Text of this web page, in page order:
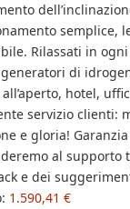
semplice,
Rilassati in
di
hotel,
servizio clienti:
e gloria!
al supporto
e dei
1.590,41 €